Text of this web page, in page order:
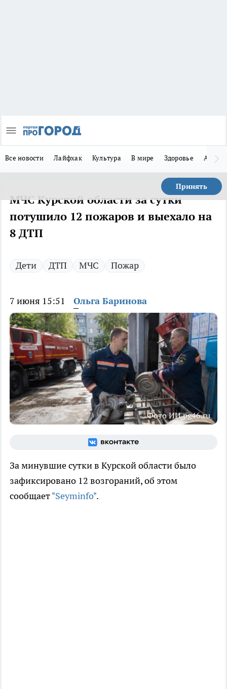
Все новости Лайфхак Культура В мире Здоровье Авто
Принять
МЧС Курской области за сутки
потушило 12 пожаров и выехало на
8 ДТП
Дети ДТП МЧС Пожар
7 июня 15:51 Ольга Баринова
Фото ИИ pg46.ru
За минувшие сутки в Курской области было
зафиксировано 12 возгораний, об этом
сообщает"Seyminfo".